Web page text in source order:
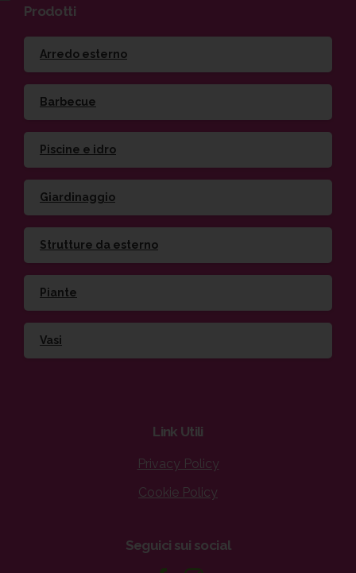
Prodotti
Arredo esterno
Barbecue
Piscine e idro
Giardinaggio
Strutture da esterno
Piante
Vasi
Link Utili
Privacy Policy
Cookie Policy
Seguici sui social